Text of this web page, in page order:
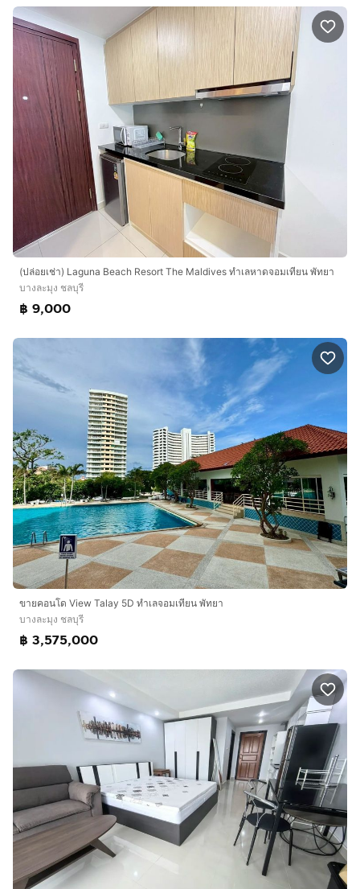
(ปล่อยเช่า) Laguna Beach Resort The Maldives ทำเลหาดจอมเทียน พัทยา
บางละมุง ชลบุรี
฿ 9,000
ขายคอนโด View Talay 5D ทำเลจอมเทียน พัทยา
บางละมุง ชลบุรี
฿ 3,575,000